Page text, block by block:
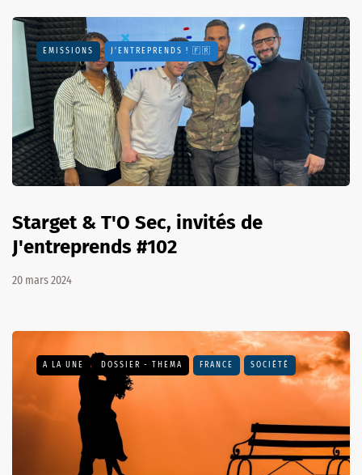
EMISSIONS J'ENTREPRENDS ! 🇫🇷
Starget & T'O Sec, invités de
J'entreprends #102
20 mars 2024
A LA UNE DOSSIER - THEMA FRANCE SOCIÉTÉ